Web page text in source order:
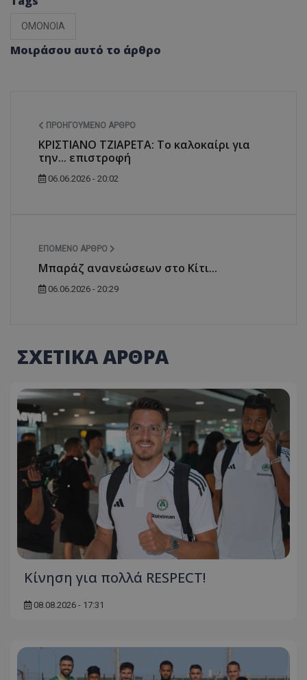
ΟΜΟΝΟΙΑ
Μοιράσου αυτό το άρθρο
ΠΡΟΗΓΟΎΜΕΝΟ ΆΡΘΡΟ
ΚΡΙΣΤΙΑΝΟ ΤΖΙΑΡΕΤΑ: Το καλοκαίρι για
την... επιστροφή
06.06.2026 - 20:02
ΕΠΌΜΕΝΟ ΆΡΘΡΟ
Μπαράζ ανανεώσεων στο Κίτι...
06.06.2026 - 20:29
ΣΧΕΤΙΚΑ ΑΡΘΡΑ
Κίνηση για πολλά RESPECT!
08.08.2026 - 17:31